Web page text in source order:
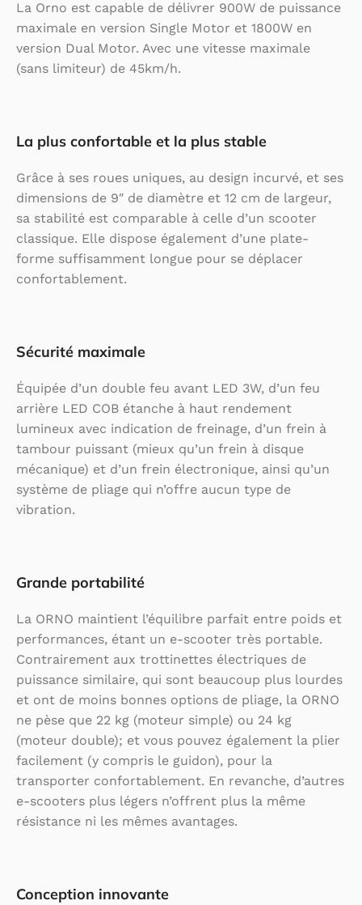
La Orno est capable de délivrer 900W de puissance
maximale en version Single Motor et 1800W en
version Dual Motor. Avec une vitesse maximale
(sans limiteur) de 45km/h.
La plus confortable et la plus stable
Grâce à ses roues uniques, au design incurvé, et ses
dimensions de 9″ de diamètre et 12 cm de largeur,
sa stabilité est comparable à celle d’un scooter
classique. Elle dispose également d’une plate-
forme suffisamment longue pour se déplacer
confortablement.
Sécurité maximale
Équipée d’un double feu avant LED 3W, d’un feu
arrière LED COB étanche à haut rendement
lumineux avec indication de freinage, d’un frein à
tambour puissant (mieux qu’un frein à disque
mécanique) et d’un frein électronique, ainsi qu’un
système de pliage qui n’offre aucun type de
vibration.
Grande portabilité
La ORNO maintient l’équilibre parfait entre poids et
performances, étant un e-scooter très portable.
Contrairement aux trottinettes électriques de
puissance similaire, qui sont beaucoup plus lourdes
et ont de moins bonnes options de pliage, la ORNO
ne pèse que 22 kg (moteur simple) ou 24 kg
(moteur double); et vous pouvez également la plier
facilement (y compris le guidon), pour la
transporter confortablement. En revanche, d’autres
e-scooters plus légers n’offrent plus la même
résistance ni les mêmes avantages.
Conception innovante